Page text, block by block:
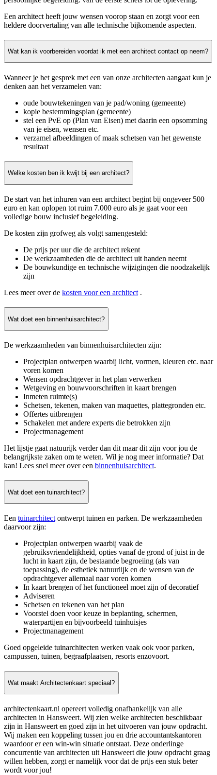
Een architect heeft jouw wensen voorop staan en zorgt voor een
heldere doorvertaling van alle technische bijkomende aspecten.
Wat kan ik voorbereiden voordat ik met een architect contact op neem?
Wanneer je het gesprek met een van onze architecten aangaat kun je
denken aan het verzamelen van:
oude bouwtekeningen van je pad/woning (gemeente)
kopie bestemmingsplan (gemeente)
stel een PvE op (Plan van Eisen) met daarin een opsomming
van je eisen, wensen etc.
verzamel afbeeldingen of maak schetsen van het gewenste
resultaat
Welke kosten ben ik kwijt bij een architect?
De start van het inhuren van een architect begint bij ongeveer 500
euro en kan oplopen tot ruim 7.000 euro als je gaat voor een
volledige bouw inclusief begeleiding.
De kosten zijn grofweg als volgt samengesteld:
De prijs per uur die de architect rekent
De werkzaamheden die de architect uit handen neemt
De bouwkundige en technische wijzigingen die noodzakelijk
zijn
Lees meer over de kosten voor een architect .
Wat doet een binnenhuisarchitect?
De werkzaamheden van binnenhuisarchitecten zijn:
Projectplan ontwerpen waarbij licht, vormen, kleuren etc. naar
voren komen
Wensen opdrachtgever in het plan verwerken
Wetgeving en bouwvoorschriften in kaart brengen
Inmeten ruimte(s)
Schetsen, tekenen, maken van maquettes, plattegronden etc.
Offertes uitbrengen
Schakelen met andere experts die betrokken zijn
Projectmanagement
Het lijstje gaat natuurijk verder dan dit maar dit zijn voor jou de
belangrijkste zaken om te weten. Wil je nog meer informatie? Dat
kan! Lees snel meer over een binnenhuisarchitect.
Wat doet een tuinarchitect?
Een tuinarchitect ontwerpt tuinen en parken. De werkzaamheden
daarvoor zijn:
Projectplan ontwerpen waarbij vaak de
gebruiksvriendelijkheid, opties vanaf de grond of juist in de
lucht in kaart zijn, de bestaande begroeiing (als van
toepassing), de esthetiek natuurlijk en de wensen van de
opdrachtgever allemaal naar voren komen
In kaart brengen of het functioneel moet zijn of decoratief
Adviseren
Schetsen en tekenen van het plan
Voorstel doen voor keuze in beplanting, schermen,
waterpartijen en bijvoorbeeld tuinhuisjes
Projectmanagement
Goed opgeleide tuinarchitecten werken vaak ook voor parken,
campussen, tuinen, begraafplaatsen, resorts enzovoort.
Wat maakt Architectenkaart speciaal?
architectenkaart.nl opereert volledig onafhankelijk van alle
architecten in Hansweert. Wij zien welke architecten beschikbaar
zijn in Hansweert en goed zijn in het uitvoeren van jouw opdracht.
Wij maken een koppeling tussen jou en drie accountantskantoren
waardoor er een win-win situatie ontstaat. Deze onderlinge
concurrentie van architecten uit Hansweert die jouw opdracht graag
willen hebben, zorgt er namelijk voor dat de prijs een stuk beter
wordt voor jou!